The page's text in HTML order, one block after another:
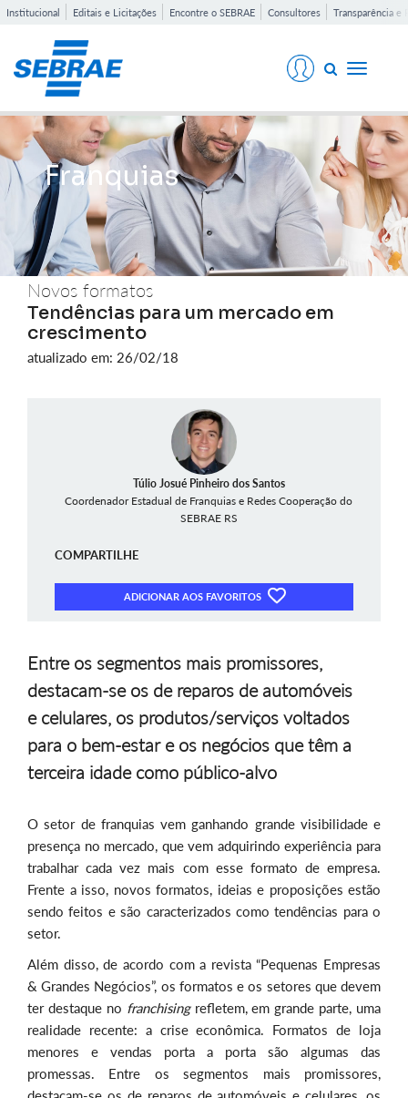
Institucional Editais e Licitações Encontre o SEBRAE Consultores Transparência e
Toggle
Franquias
Novos formatos
Tendências para um mercado em
crescimento
atualizado em: 26/02/18
Túlio Josué Pinheiro dos Santos
Coordenador Estadual de Franquias e Redes Cooperação do
SEBRAE RS
COMPARTILHE
ADICIONAR AOS FAVORITOS
Entre os segmentos mais promissores,
destacam-se os de reparos de automóveis
e celulares, os produtos/serviços voltados
para o bem-estar e os negócios que têm a
terceira idade como público-alvo
O setor de franquias vem ganhando grande visibilidade e
presença no mercado, que vem adquirindo experiência para
trabalhar cada vez mais com esse formato de empresa.
Frente a isso, novos formatos, ideias e proposições estão
sendo feitos e são caracterizados como tendências para o
setor.
Além disso, de acordo com a revista “Pequenas Empresas
& Grandes Negócios”, os formatos e os setores que devem
ter destaque no franchisingrefletem, em grande parte, uma
realidade recente: a crise econômica. Formatos de loja
menores e vendas porta a porta são algumas das
promessas. Entre os segmentos mais promissores,